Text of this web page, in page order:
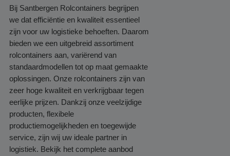
Bij Santbergen Rolcontainers begrijpen
we dat efficiëntie en kwaliteit essentieel
zijn voor uw logistieke behoeften. Daarom
bieden we een uitgebreid assortiment
rolcontainers aan, variërend van
standaardmodellen tot op maat gemaakte
oplossingen. Onze rolcontainers zijn van
zeer hoge kwaliteit en verkrijgbaar tegen
eerlijke prijzen. Dankzij onze veelzijdige
producten, flexibele
productiemogelijkheden en toegewijde
service, zijn wij uw ideale partner in
logistiek. Bekijk het complete aanbod